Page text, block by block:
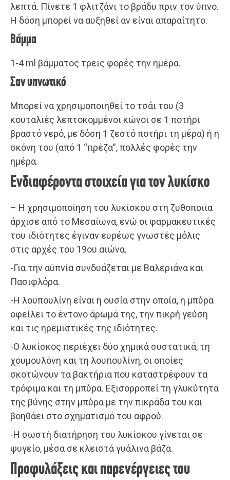
λεπτά. Πίνετε 1 φλιτζάνι το βράδυ πριν τον ύπνο.
Η δόση μπορεί να αυξηθεί αν είναι απαραίτητο.
Βάμμα
1-4 ml βάμματος τρεις φορές την ημέρα.
Σαν υπνωτικό
Μπορεί να χρησιμοποιηθεί το τσάι του (3
κουταλιές λεπτοκομμένοι κώνοι σε 1 ποτήρι
βραστό νερό, με δόση 1 ζεστό ποτήρι τη μέρα) ή η
σκόνη του (από 1 “πρέζα”, πολλές φορές την
ημέρα.
Ενδιαφέροντα στοιχεία για τον λυκίσκο
– Η χρησιμοποίηση του λυκίσκου στη ζυθοποιία
άρχισε από το Μεσαίωνα, ενώ οι φαρμακευτικές
του ιδιότητες έγιναν ευρέως γνωστές μόλις
στις αρχές του 19ου αιώνα.
-Για την αϋπνία συνδυάζεται με Βαλεριάνα και
Πασιφλόρα.
-Η λουπουλίνη είναι η ουσία στην οποία, η μπύρα
οφείλει το έντονο άρωμά της, την πικρή γεύση
και τις ηρεμιστικές της ιδιότητες.
-Ο λυκίσκος περιέχει δύο χημικά συστατικά, τη
χουμουλόνη και τη λουπουλίνη, οι οποίες
σκοτώνουν τα βακτήρια που καταστρέφουν τα
τρόφιμα και τη μπύρα. Εξισορροπεί τη γλυκύτητα
της βύνης στην μπύρα με την πικράδα του και
βοηθάει στο σχηματισμό του αφρού.
-Η σωστή διατήρηση του λυκίσκου γίνεται σε
ψυγείο, μέσα σε κλειστά γυάλινα βάζα.
Προφυλάξεις και παρενέργειες του